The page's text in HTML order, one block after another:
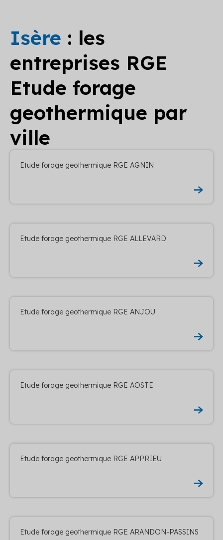
Isère : les
entreprises RGE
Etude forage
geothermique par
ville
Etude forage geothermique RGE AGNIN
Etude forage geothermique RGE ALLEVARD
Etude forage geothermique RGE ANJOU
Etude forage geothermique RGE AOSTE
Etude forage geothermique RGE APPRIEU
Etude forage geothermique RGE ARANDON-PASSINS